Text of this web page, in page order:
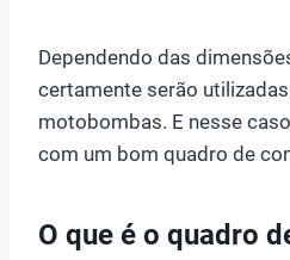
Dependendo das
certamente serão
motobombas. E nesse
com um bom quadro de
O que é o quadro